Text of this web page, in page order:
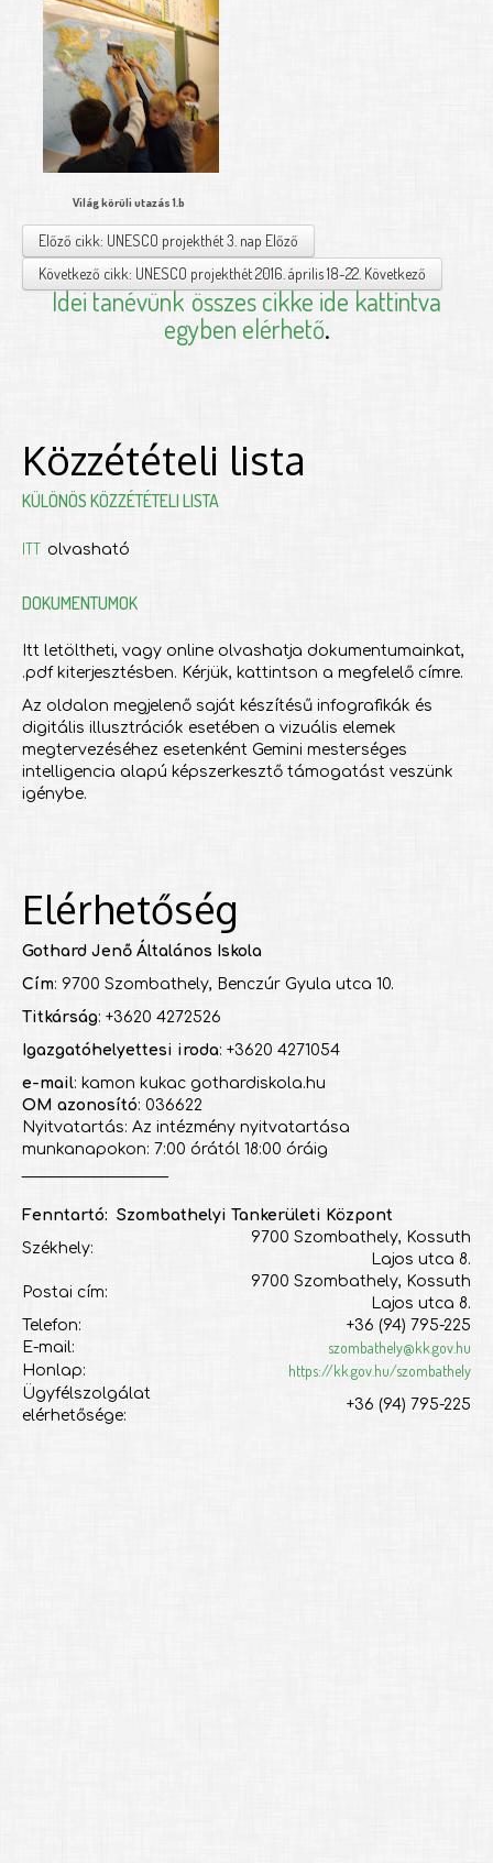
Világ körüli utazás 1.b
Előző cikk: UNESCO projekthét 3. nap Előző
Következő cikk: UNESCO projekthét 2016. április 18-22. Következő
Idei tanévünk összes cikke ide kattintva
egyben elérhető.
Közzétételi lista
KÜLÖNÖS KÖZZÉTÉTELI LISTA
ITT olvasható
DOKUMENTUMOK
Itt letöltheti, vagy online olvashatja dokumentumainkat,
.pdf kiterjesztésben. Kérjük, kattintson a megfelelő címre.
Az oldalon megjelenő saját készítésű infografikák és
digitális illusztrációk esetében a vizuális elemek
megtervezéséhez esetenként Gemini mesterséges
intelligencia alapú képszerkesztő támogatást veszünk
igénybe.
Elérhetőség
Gothard Jenő Általános Iskola
Cím: 9700 Szombathely, Benczúr Gyula utca 10.
Titkárság: +3620 4272526
Igazgatóhelyettesi iroda: +3620 4271054
e-mail: kamon kukac gothardiskola.hu
OM azonosító: 036622
Nyitvatartás: Az intézmény nyitvatartása
munkanapokon: 7:00 órától 18:00 óráig
Fenntartó: Szombathelyi Tankerületi Központ
Székhely:
9700 Szombathely, Kossuth
Lajos utca 8.
Postai cím:
9700 Szombathely, Kossuth
Lajos utca 8.
Telefon:
+36 (94) 795-225
E-mail:
szombathely@kk.gov.hu
Honlap: https://kk.gov.hu/szombathely
Ügyfélszolgálat
elérhetősége:
+36 (94) 795-225